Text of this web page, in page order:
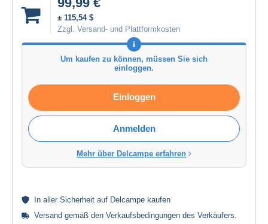
± 115,54 $
Zzgl. Versand- und Plattformkosten
Um kaufen zu können, müssen Sie sich
einloggen.
Einloggen
Anmelden
Mehr über Delcampe erfahren
In aller Sicherheit auf Delcampe kaufen
Versand gemäß den Verkaufsbedingungen des Verkäufers.